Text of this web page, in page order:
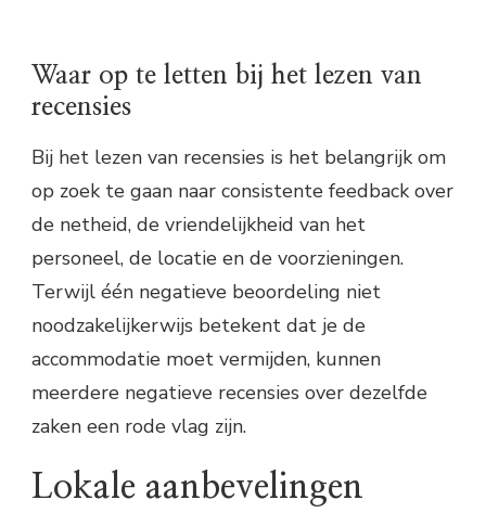
Waar op te letten bij het lezen van
recensies
Bij het lezen van recensies is het belangrijk om
op zoek te gaan naar consistente feedback over
de netheid, de vriendelijkheid van het
personeel, de locatie en de voorzieningen.
Terwijl één negatieve beoordeling niet
noodzakelijkerwijs betekent dat je de
accommodatie moet vermijden, kunnen
meerdere negatieve recensies over dezelfde
zaken een rode vlag zijn.
Lokale aanbevelingen